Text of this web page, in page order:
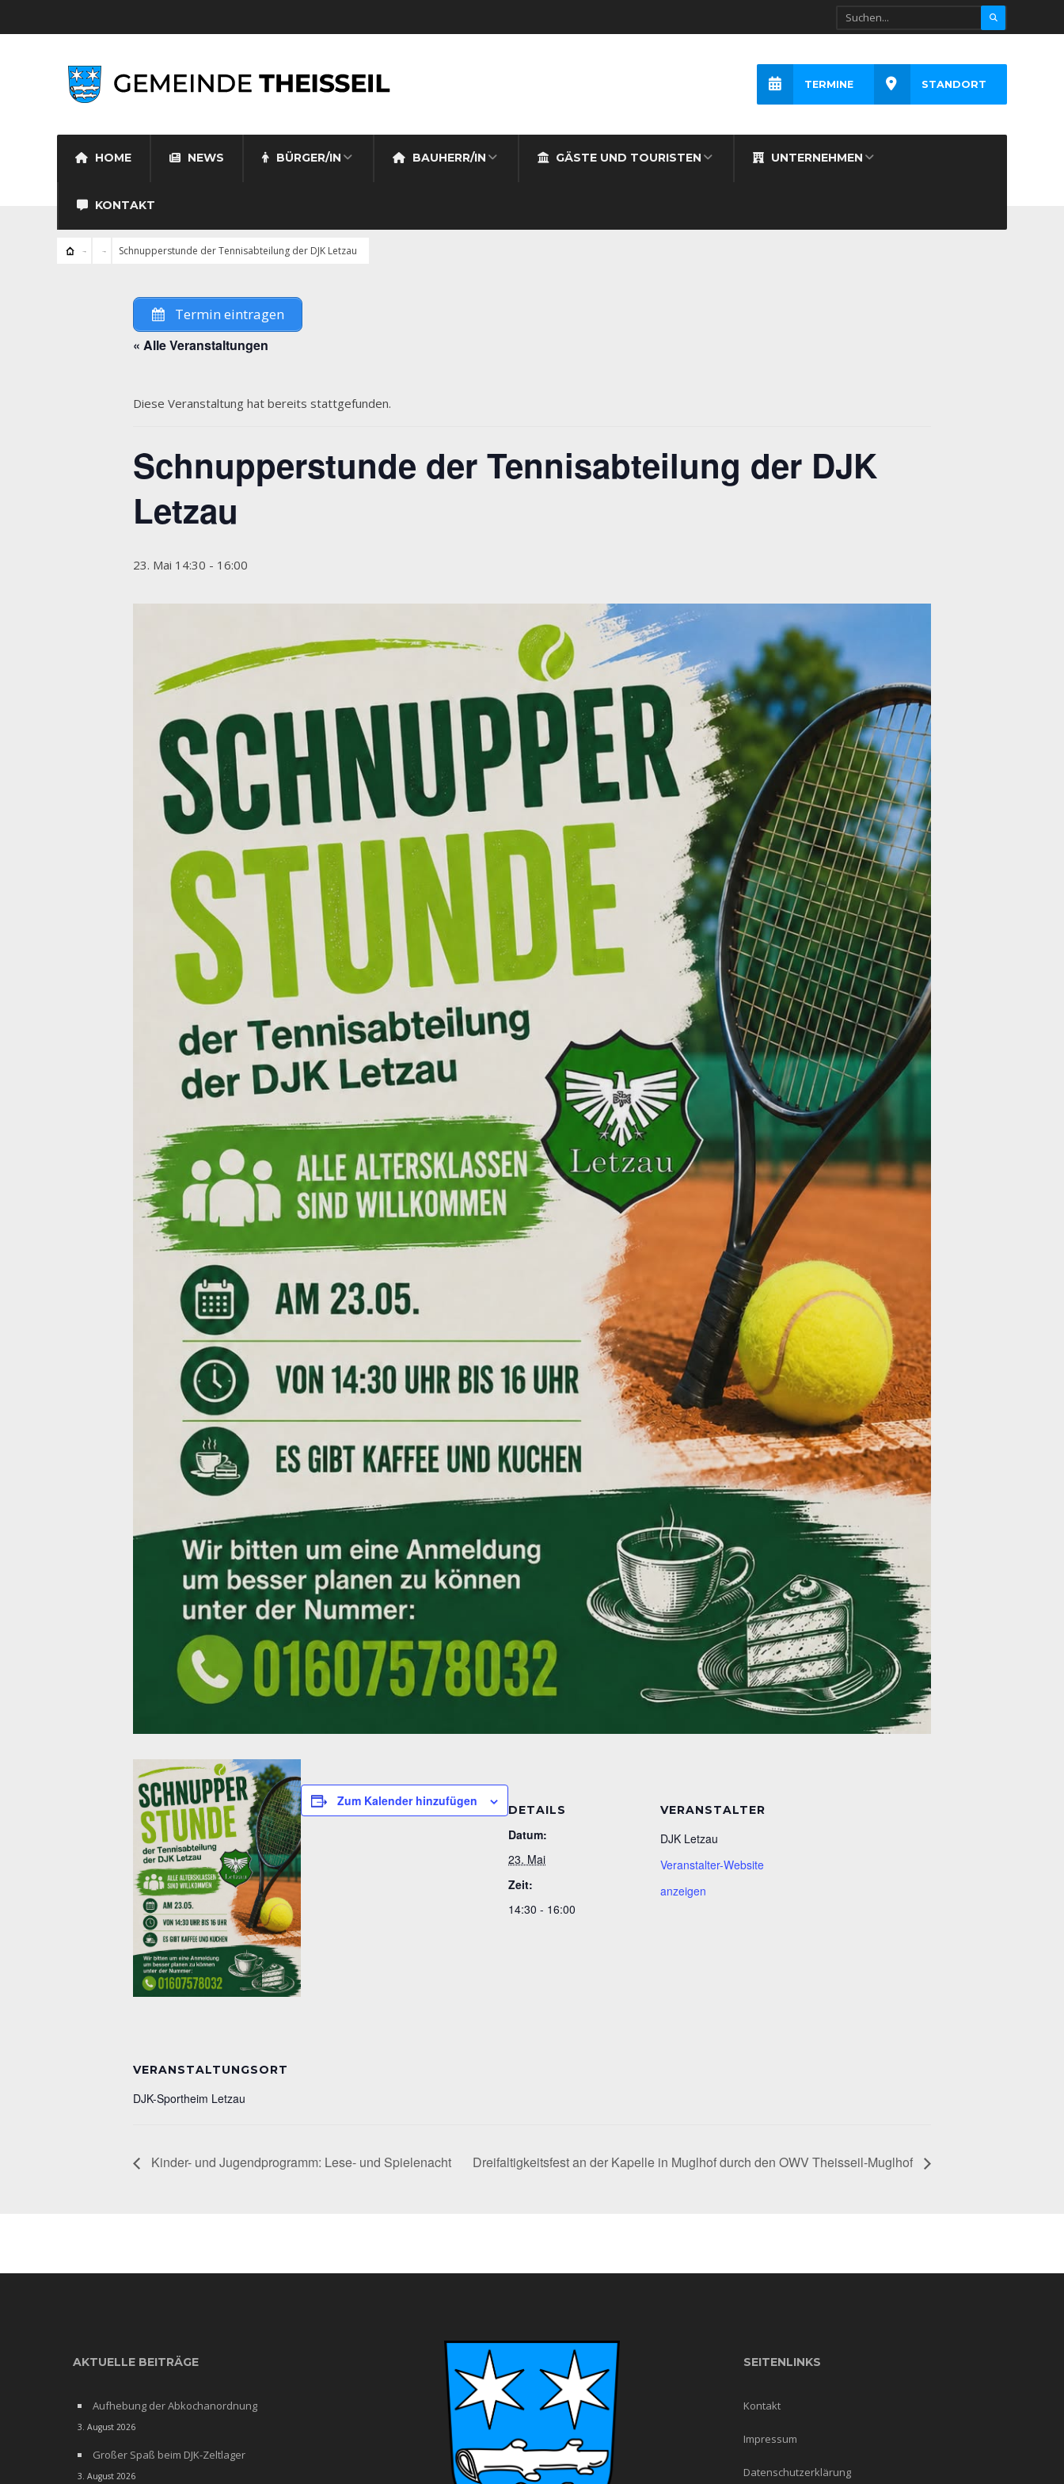
HOME NEWS BÜRGER/IN BAUHERR/IN GÄSTE UND TOURISTEN UNTERNEHMEN
KONTAKT
TERMINE STANDORT
Schnupperstunde der Tennisabteilung der DJK Letzau
Termin eintragen
« Alle Veranstaltungen
Diese Veranstaltung hat bereits stattgefunden.
Schnupperstunde der Tennisabteilung der DJK
Letzau
23. Mai 14:30 - 16:00
Zum Kalender hinzufügen
DETAILS
Datum:
23. Mai
Zeit:
14:30 - 16:00
VERANSTALTER
DJK Letzau
Veranstalter-Website
anzeigen
VERANSTALTUNGSORT
DJK-Sportheim Letzau
Kinder- und Jugendprogramm: Lese- und Spielenacht Dreifaltigkeitsfest an der Kapelle in Muglhof durch den OWV Theisseil-Muglhof
AKTUELLE BEITRÄGE
Aufhebung der Abkochanordnung
3. August 2026
Großer Spaß beim DJK-Zeltlager
3. August 2026
SEITENLINKS
Kontakt
Impressum
Datenschutzerklärung